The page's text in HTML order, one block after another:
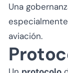
Una
aviación.